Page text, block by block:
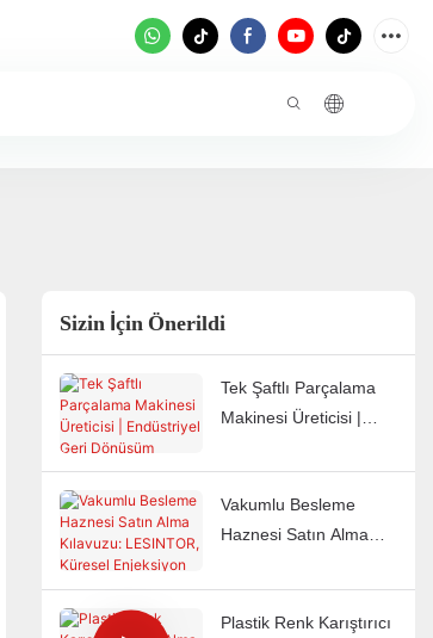
Sizin İçin Önerildi
Tek Şaftlı Parçalama
Makinesi Üreticisi |
Dönüşüm Parçalama
Makinesi Tedarikçisi |
LESINTOR
Vakumlu Besleme
Haznesi Satın Alma
Küresel Enjeksiyon
Kalıplama
Plastik Renk Karıştırıcı